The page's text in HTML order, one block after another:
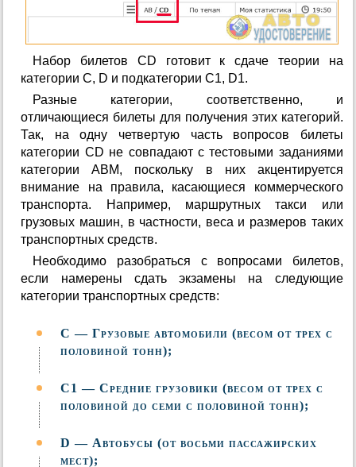
Набор билетов CD готовит к сдаче теории на
категории C, D и подкатегории C1, D1.
Разные категории, соответственно, и
отличающиеся билеты для получения этих категорий.
Так, на одну четвертую часть вопросов билеты
категории CD не совпадают с тестовыми заданиями
категории ABM, поскольку в них акцентируется
внимание на правила, касающиеся коммерческого
транспорта. Например, маршрутных такси или
грузовых машин, в частности, веса и размеров таких
транспортных средств.
Необходимо разобраться с вопросами билетов,
если намерены сдать экзамены на следующие
категории транспортных средств:
С — Грузовые автомобили (весом от трех с
половиной тонн);
C1 — Средние грузовики (весом от трех с
половиной до семи с половиной тонн);
D — Автобусы (от восьми пассажирских
мест);